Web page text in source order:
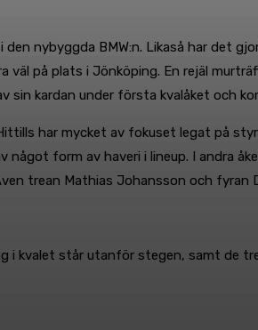
nybyggda BMW:n. Likaså har det
på plats i Jönköping. En rejäl
sin kardan under första kvalåket och
har mycket av fokuset legat på
form av haveri i lineup. I andra
trean Mathias Johansson och fyran
i kvalet står utanför stegen, samt de